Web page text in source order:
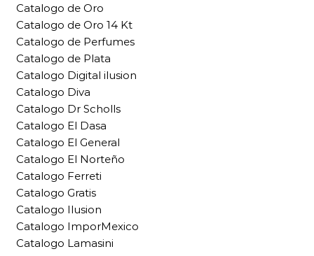
Catalogo de Oro
Catalogo de Oro 14 Kt
Catalogo de Perfumes
Catalogo de Plata
Catalogo Digital ilusion
Catalogo Diva
Catalogo Dr Scholls
Catalogo El Dasa
Catalogo El General
Catalogo El Norteño
Catalogo Ferreti
Catalogo Gratis
Catalogo Ilusion
Catalogo ImporMexico
Catalogo Lamasini